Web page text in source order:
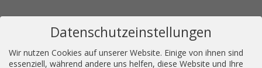
Datenschutzeinstellungen
Wir nutzen Cookies auf unserer Website. Einige von ihnen sind
essenziell, während andere uns helfen, diese Website und Ihre